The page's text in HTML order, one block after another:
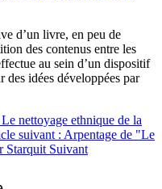
d’un livre, en peu de
des contenus entre les
au sein d’un dispositif
des idées développées par
nettoyage ethnique de la
suivant : Arpentage de "Le
Starquit Suivant